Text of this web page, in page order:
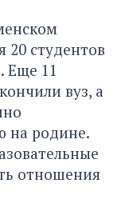
20 студентов
Еще 11
вуз, а
на родине.
отношения